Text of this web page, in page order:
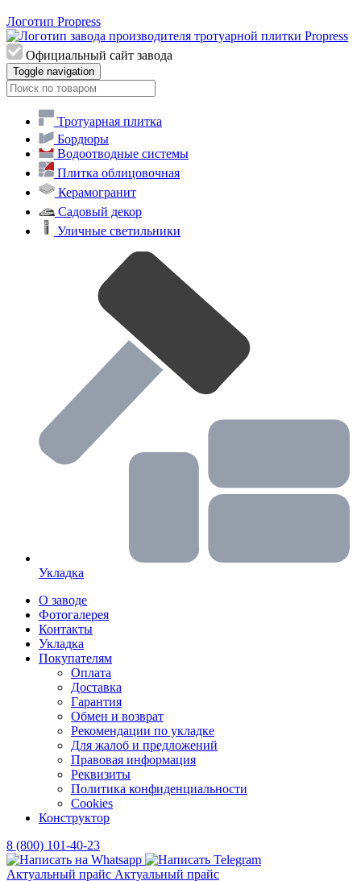
Логотип Propress
Официальный сайт завода
Toggle navigation
Тротуарная плитка
Бордюры
Водоотводные системы
Плитка облицовочная
Керамогранит
Садовый декор
Уличные светильники
Укладка
О заводе
Фотогалерея
Контакты
Укладка
Покупателям
Оплата
Доставка
Гарантия
Обмен и возврат
Рекомендации по укладке
Для жалоб и предложений
Правовая информация
Реквизиты
Политика конфиденциальности
Cookies
Конструктор
8 (800) 101-40-23
Актуальный прайс Актуальный прайс